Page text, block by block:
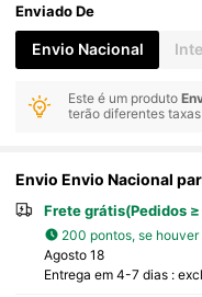
Enviado De
Envio Nacional
Este é um produto
terão diferentes
Envio Envio Nacional
Frete grátis(Pedidos
200 pontos, se houver
Agosto 18
Entrega em 4-7 dias :